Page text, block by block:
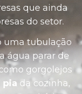
que ainda
do setor.
uma tubulação
água parar de
gorgolejos
pia da cozinha,